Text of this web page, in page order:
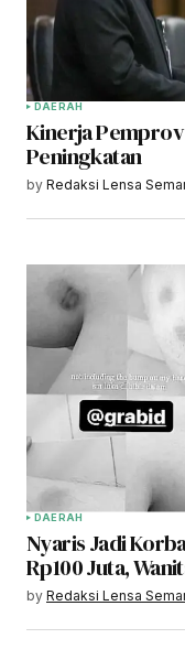
DAERAH
Kinerja
Peningkatan
by Redaksi Lensa
DAERAH
Nyaris Jadi
Rp100 Juta,
by Redaksi Lensa